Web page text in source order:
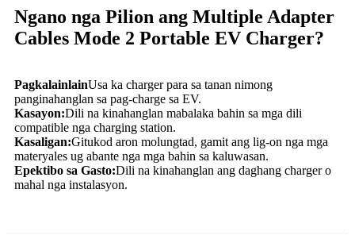
Ngano nga Pilion ang Multiple Adapter
Cables Mode 2 Portable EV Charger?
PagkalainlainUsa ka charger para sa tanan nimong
panginahanglan sa pag-charge sa EV.
Kasayon:Dili na kinahanglan mabalaka bahin sa mga dili
compatible nga charging station.
Kasaligan:Gitukod aron molungtad, gamit ang lig-on nga mga
materyales ug abante nga mga bahin sa kaluwasan.
Epektibo sa Gasto:Dili na kinahanglan ang daghang charger o
mahal nga instalasyon.